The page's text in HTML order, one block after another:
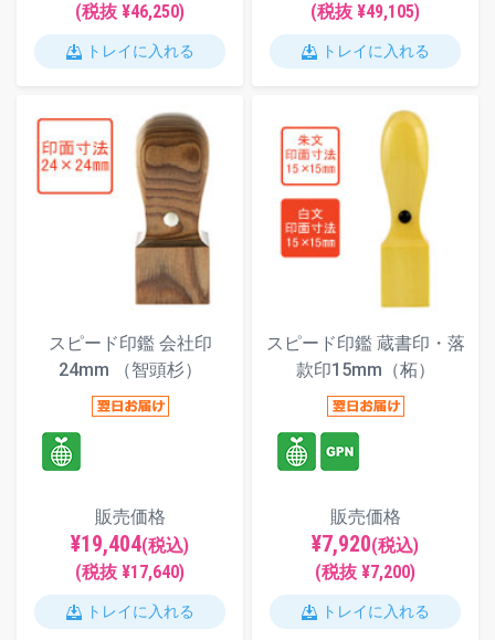
(税抜 ¥46,250)
トレイに入れる
(税抜 ¥49,105)
トレイに入れる
スピード印鑑 会社印
24mm （智頭杉）
販売価格
¥19,404(税込)
(税抜 ¥17,640)
トレイに入れる
スピード印鑑 蔵書印・落
款印15mm（柘）
販売価格
¥7,920(税込)
(税抜 ¥7,200)
トレイに入れる